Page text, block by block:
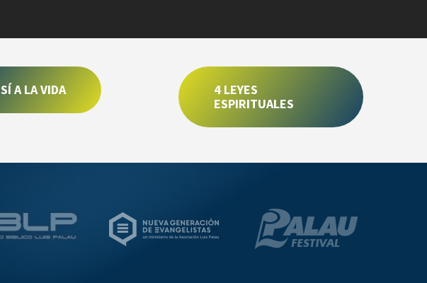
SÍ A LA VIDA
4 LEYES
ESPIRITUALES